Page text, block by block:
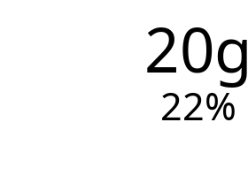
20g
22%